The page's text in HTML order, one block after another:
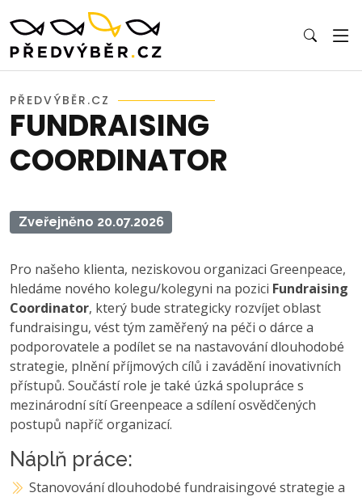
PŘEDVÝBĚR.CZ
FUNDRAISING
COORDINATOR
Zveřejněno 20.07.2026
Pro našeho klienta, neziskovou organizaci Greenpeace,
hledáme nového kolegu/kolegyni na pozici Fundraising
Coordinator, který bude strategicky rozvíjet oblast
fundraisingu, vést tým zaměřený na péči o dárce a
podporovatele a podílet se na nastavování dlouhodobé
strategie, plnění příjmových cílů i zavádění inovativních
přístupů. Součástí role je také úzká spolupráce s
mezinárodní sítí Greenpeace a sdílení osvědčených
postupů napříč organizací.
Náplň práce:
Stanovování dlouhodobé fundraisingové strategie a